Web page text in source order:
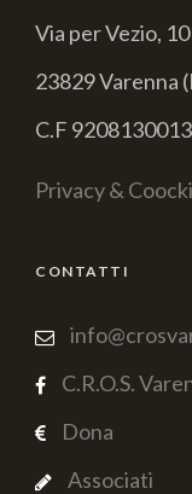
Via per Vezio, 10
23829 Varenna
C.F
Privacy &
CONTATTI
C.R.O.S.
Dona
Associati